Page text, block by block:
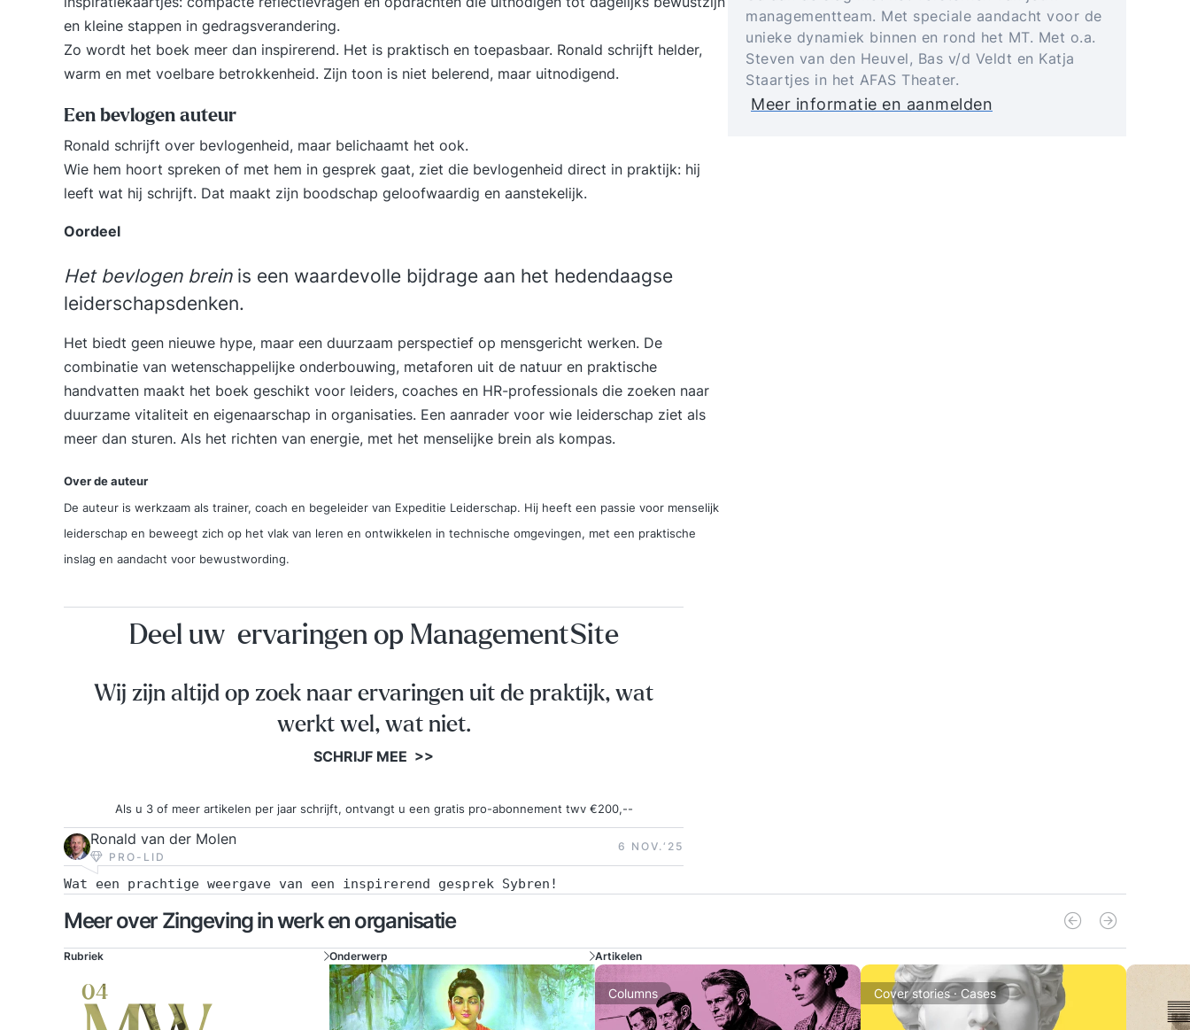
en kleine stappen in gedragsverandering.
Zo wordt het boek meer dan inspirerend. Het is praktisch en toepasbaar. Ronald schrijft helder,
warm en met voelbare betrokkenheid. Zijn toon is niet belerend, maar uitnodigend.
Een bevlogen auteur
Ronald schrijft over bevlogenheid, maar belichaamt het ook.
Wie hem hoort spreken of met hem in gesprek gaat, ziet die bevlogenheid direct in praktijk: hij
leeft wat hij schrijft. Dat maakt zijn boodschap geloofwaardig en aanstekelijk.
Oordeel
Het bevlogen breinis een waardevolle bijdrage aan het hedendaagse
leiderschapsdenken.
Het biedt geen nieuwe hype, maar een duurzaam perspectief op mensgericht werken. De
combinatie van wetenschappelijke onderbouwing, metaforen uit de natuur en praktische
handvatten maakt het boek geschikt voor leiders, coaches en HR-professionals die zoeken naar
duurzame vitaliteit en eigenaarschap in organisaties. Een aanrader voor wie leiderschap ziet als
meer dan sturen. Als het richten van energie, met het menselijke brein als kompas.
Over de auteur
De auteur is werkzaam als trainer, coach en begeleider van Expeditie Leiderschap. Hij heeft een passie voor menselijk
leiderschap en beweegt zich op het vlak van leren en ontwikkelen in technische omgevingen, met een praktische
inslag en aandacht voor bewustwording.
managementteam. Met speciale aandacht voor de
unieke dynamiek binnen en rond het MT. Met o.a.
Steven van den Heuvel, Bas v/d Veldt en Katja
Staartjes in het AFAS Theater.
Meer informatie en aanmelden
Deel uw ervaringen op ManagementSite
Wij zijn altijd op zoek naar ervaringen uit de praktijk, wat
werkt wel, wat niet.
SCHRIJF MEE >>
Als u 3 of meer artikelen per jaar schrijft, ontvangt u een gratis pro-abonnement twv €200,--
Ronald van der Molen
PRO-LID
6 NOV.‘25
Wat een prachtige weergave van een inspirerend gesprek Sybren!
Meer over Zingeving in werk en organisatie
Rubriek
04
Onderwerp Artikelen
Columns Cover stories · Cases